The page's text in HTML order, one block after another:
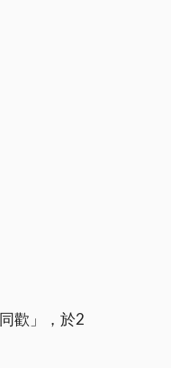
歡」，於2